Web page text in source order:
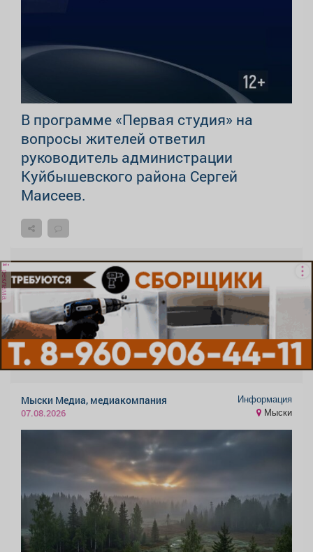
В программе «Первая студия» на
вопросы жителей ответил
руководитель администрации
Куйбышевского района Сергей
Маисеев.
реклама
Мыски Медиа, медиакомпания
07.08.2026
Информация
Мыски